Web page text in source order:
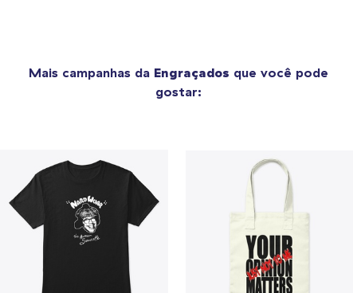
Mais campanhas da Engraçados que você pode
gostar: